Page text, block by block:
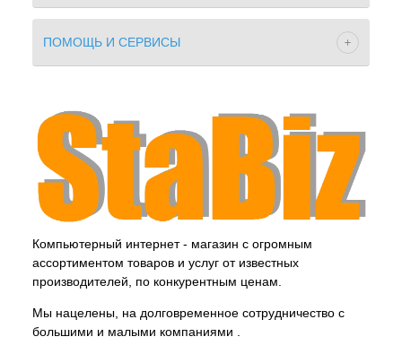
ПОМОЩЬ И СЕРВИСЫ
Компьютерный интернет - магазин с огромным
ассортиментом товаров и услуг от известных
производителей, по конкурентным ценам.
Мы нацелены, на долговременное сотрудничество с
большими и малыми компаниями .